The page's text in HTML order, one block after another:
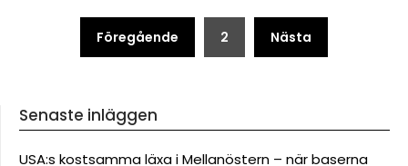
Sidnumrering
Föregående 2 Nästa
Senaste inläggen
USA:s kostsamma läxa i Mellanöstern – när baserna